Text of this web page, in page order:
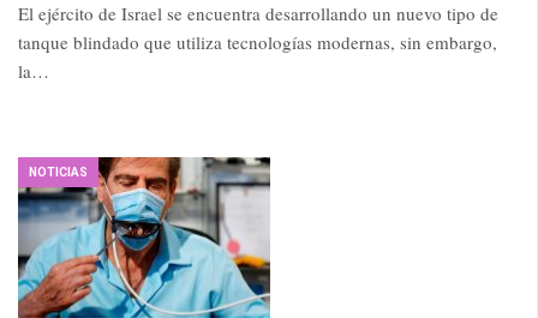
El ejército de Israel se encuentra desarrollando un nuevo tipo de
tanque blindado que utiliza tecnologías modernas, sin embargo,
la…
NOTICIAS